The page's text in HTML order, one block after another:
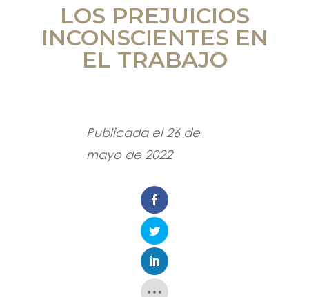
LOS PREJUICIOS
INCONSCIENTES EN
EL TRABAJO
Publicada el 26 de
mayo de 2022